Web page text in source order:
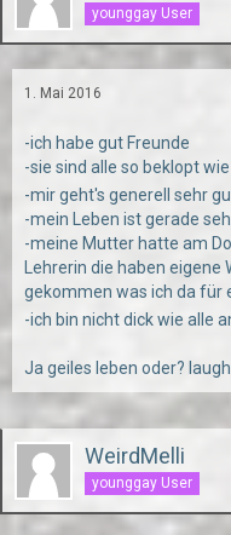
younggay User
1. Mai 2016
-ich habe gut Freunde
-sie sind alle so beklopt
-mir geht's generell sehr
-mein Leben ist gerade
-meine Mutter hatte am
Lehrerin die haben
gekommen was ich da für
-ich bin nicht dick wie alle
Ja geiles leben oder?
WeirdMelli
younggay User